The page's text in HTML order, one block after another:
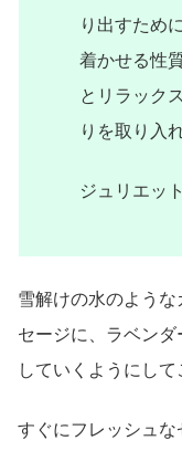
り出すため
着かせる性
とリラック
りを取り入
ジュリエッ
雪解けの水のよう
セージに、ラベン
していくようにして
すぐにフレッシュ